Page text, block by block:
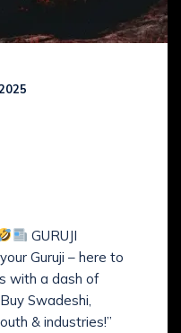
GURUJI
your Guruji – here to
with a dash of
Swadeshi,
& industries!”